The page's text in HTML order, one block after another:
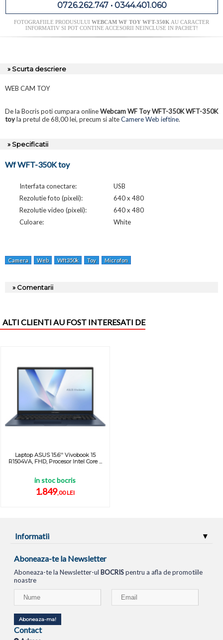
0726.262.747 • 0344.401.060
FOTOGRAFIILE PRODUSULUI WEBCAM WF TOY WFT-350K AU CARACTER
INFORMATIV SI POT CONTINE ACCESORII NEINCLUSE IN PACHET!
» Scurta descriere
WEB CAM TOY
De la Bocris poti cumpara onlineWebcam WF Toy WFT-350K WFT-350K
toyla pretul de 68,00 lei, precum si alteCamere Web ieftine.
» Specificatii
Wf WFT-350K toy
Interfata conectare:
USB
Rezolutie foto (pixeli):
640 x 480
Rezolutie video (pixeli):
640 x 480
Culoare:
White
Camera Web Wft350k Toy Microfon
» Comentarii
ALTI CLIENTI AU FOST INTERESATI DE
Laptop ASUS 15.6'' Vivobook 15
R1504VA, FHD, Procesor Intel Core ...
in stoc bocris
1.849,00 LEI
Informatii
Aboneaza-te la Newsletter
Aboneaza-te la Newsletter-ul BOCRISpentru a afla de promotiile
noastre
Aboneaza-ma!
Contact